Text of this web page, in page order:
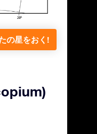
の星をおく!